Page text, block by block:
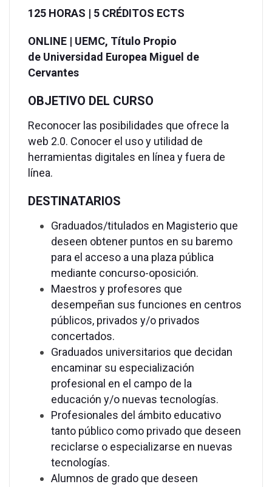
HORAS
ECTS
cantidad
125 HORAS | 5 CRÉDITOS ECTS
ONLINE | UEMC, Título Propio
de Universidad Europea Miguel de
Cervantes
OBJETIVO DEL CURSO
Reconocer las posibilidades que ofrece la
web 2.0. Conocer el uso y utilidad de
herramientas digitales en línea y fuera de
línea.
DESTINATARIOS
Graduados/titulados en Magisterio que
deseen obtener puntos en su baremo
para el acceso a una plaza pública
mediante concurso-oposición.
Maestros y profesores que
desempeñan sus funciones en centros
públicos, privados y/o privados
concertados.
Graduados universitarios que decidan
encaminar su especialización
profesional en el campo de la
educación y/o nuevas tecnologías.
Profesionales del ámbito educativo
tanto público como privado que deseen
reciclarse o especializarse en nuevas
tecnologías.
Alumnos de grado que deseen